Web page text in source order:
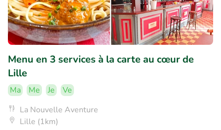
Menu en 3 services à la carte au cœur de
Lille
Ma Me Je
Ve
La Nouvelle Aventure
Lille (1km)